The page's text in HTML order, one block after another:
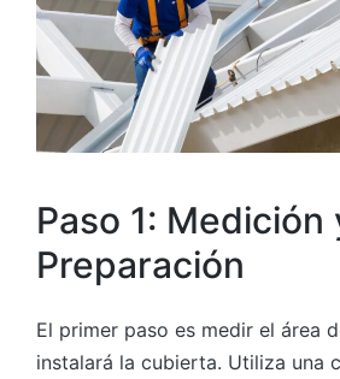
Paso 1: Medición
Preparación
El primer paso es medir el área
instalará la cubierta. Utiliza una